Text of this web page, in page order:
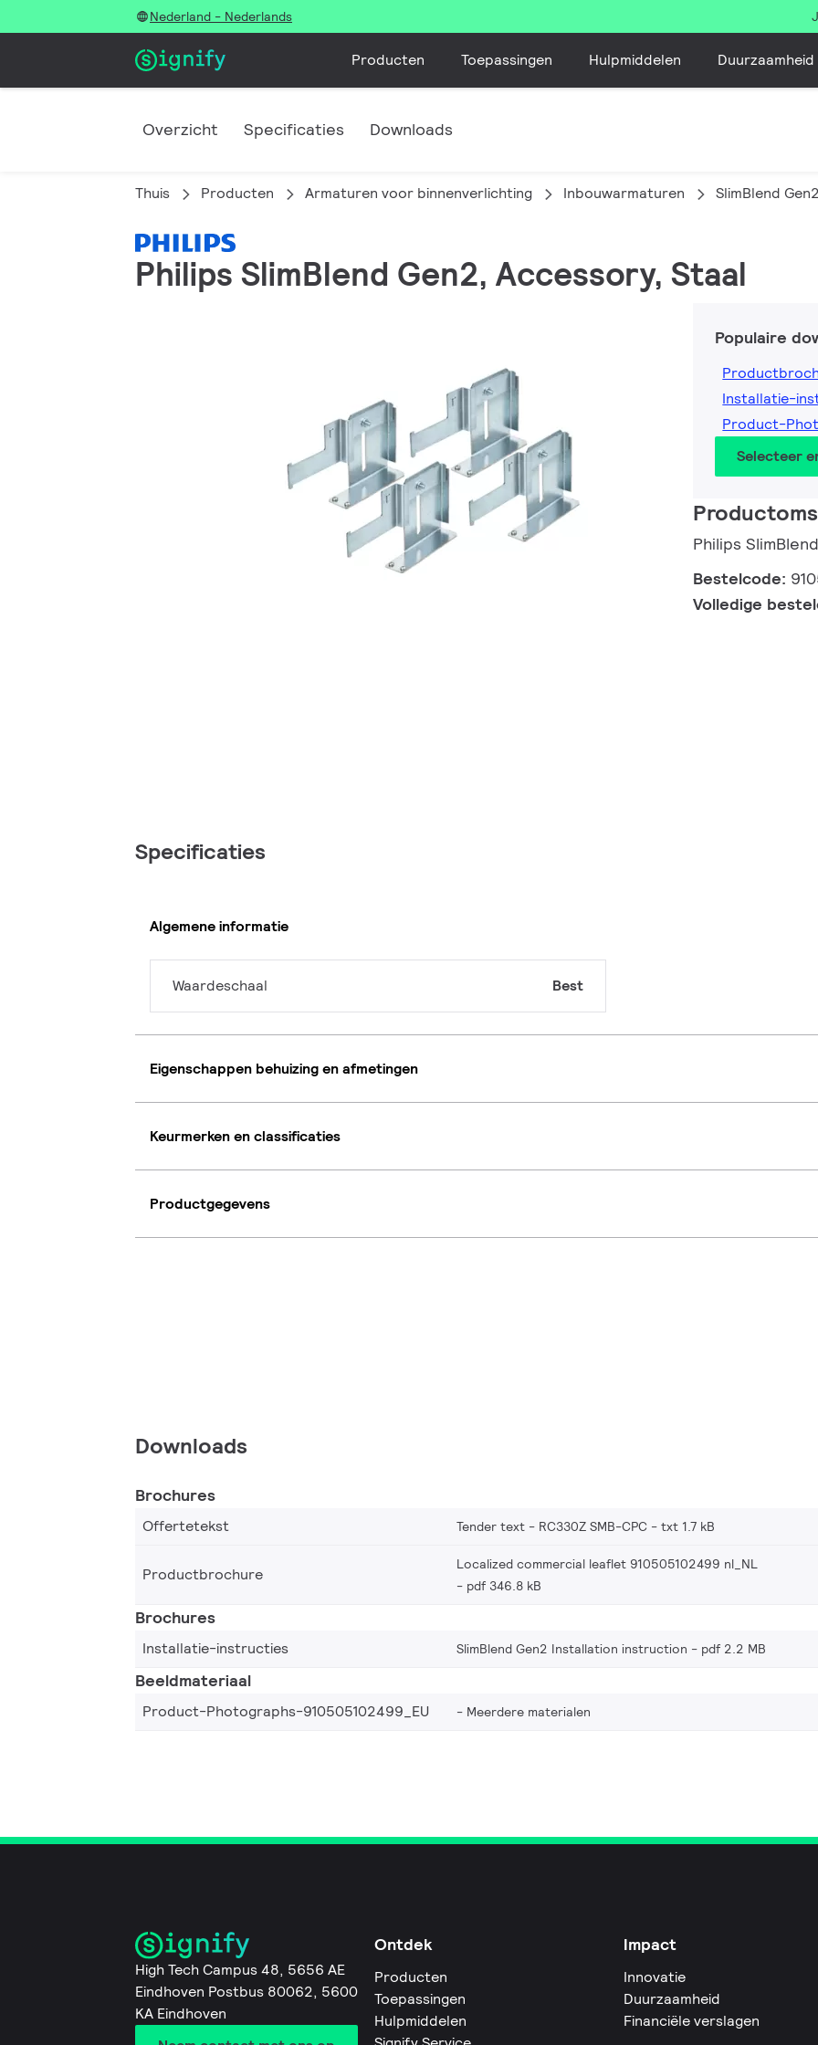
Nederland - Nederlands
Producten Toepassingen Hulpmiddelen Duurzaamheid
Overzicht Specificaties Downloads
Thuis Producten Armaturen voor binnenverlichting Inbouwarmaturen SlimBlend Gen2
Philips SlimBlend Gen2, Accessory, Staal
Populaire
Installatie-
Product-
Selecteer
Philips
Bestelcode:
Volledige
Specificaties
Algemene informatie
Waardeschaal Best
Eigenschappen behuizing en afmetingen
Keurmerken en classificaties
Productgegevens
Downloads
Brochures
Offertetekst Tender text - RC330Z SMB-CPC txt 1.7 kB
Productbrochure
Localized commercial leaflet 910505102499 nl_NL
pdf 346.8 kB
Brochures
Installatie-instructies SlimBlend Gen2 Installation instruction pdf 2.2 MB
Beeldmateriaal
Product-Photographs-910505102499_EU Meerdere materialen
High Tech Campus 48, 5656 AE
Eindhoven Postbus 80062, 5600
KA Eindhoven
Ontdek
Producten
Toepassingen
Hulpmiddelen
Impact
Innovatie
Duurzaamheid
Financiële verslagen